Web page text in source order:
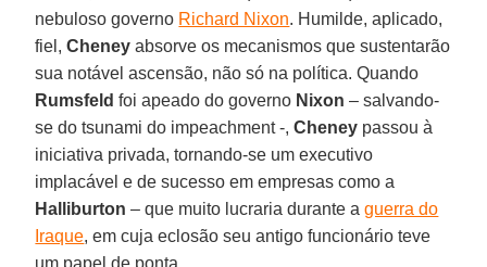
nebuloso governo Richard Nixon. Humilde, aplicado,
fiel,Cheney absorve os mecanismos que sustentarão
sua notável ascensão, não só na política. Quando
Rumsfeld foi apeado do governo Nixon – salvando-
se do tsunami do impeachment -,Cheney passou à
iniciativa privada, tornando-se um executivo
implacável e de sucesso em empresas como a
Halliburton – que muito lucraria durante aguerra do
Iraque, em cuja eclosão seu antigo funcionário teve
um papel de ponta.